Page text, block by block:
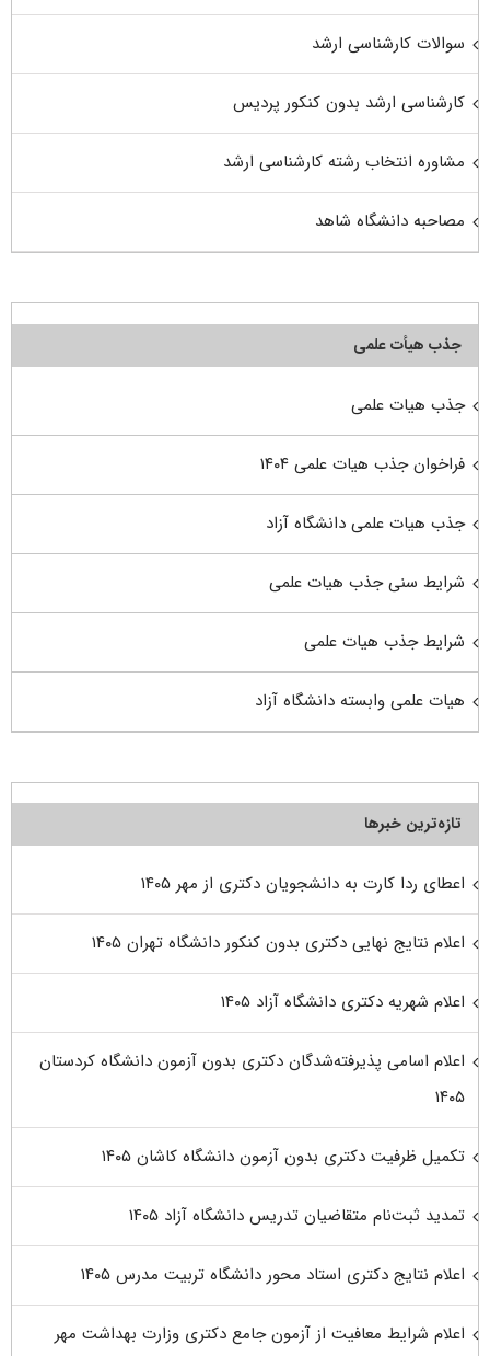
سوالات کارشناسی ارشد
کارشناسی ارشد بدون کنکور پردیس
مشاوره انتخاب رشته کارشناسی ارشد
مصاحبه دانشگاه شاهد
جذب هیأت علمی
جذب هیات علمی
فراخوان جذب هیات علمی ۱۴۰۴
جذب هیات علمی دانشگاه آزاد
شرایط سنی جذب هیات علمی
شرایط جذب هیات علمی
هیات علمی وابسته دانشگاه آزاد
تازه‌ترین خبرها
اعطای ردا کارت به دانشجویان دکتری از مهر ۱۴۰۵
اعلام نتایج نهایی دکتری بدون کنکور دانشگاه تهران ۱۴۰۵
اعلام شهریه دکتری دانشگاه آزاد ۱۴۰۵
اعلام اسامی پذیرفته‌شدگان دکتری بدون آزمون دانشگاه کردستان
۱۴۰۵
تکمیل ظرفیت دکتری بدون آزمون دانشگاه کاشان ۱۴۰۵
تمدید ثبت‌نام متقاضیان تدریس دانشگاه آزاد ۱۴۰۵
اعلام نتایج دکتری استاد محور دانشگاه تربیت مدرس ۱۴۰۵
اعلام شرایط معافیت از آزمون جامع دکتری وزارت بهداشت مهر